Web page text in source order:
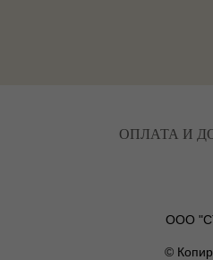
ОПЛАТА И
ООО
©